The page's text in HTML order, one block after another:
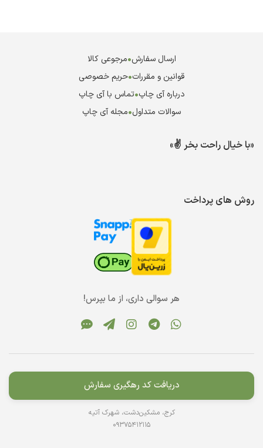
ارسال سفارش•مرجوعی کالا
قوانین و مقررات•حریم خصوصی
درباره آی چاپ•تماس با آی چاپ
سوالات متداول•مجله آی چاپ
«با خیال راحت بخر ✌️»
روش های پرداخت
هر سوالی داری، از ما بپرس!
دریافت کد رهگیری سفارش
کرج، مشکین‌دشت، شهرک آتیه
09375412115